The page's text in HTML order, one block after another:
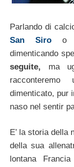
Parlando di
San Siro
o
dimenticando
seguite, ma
dimenticato, pur
naso nel sentir
E’ la storia della
della sua
lontana